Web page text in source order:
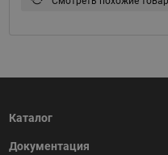
Каталог
Тепловая автоматика
Документация